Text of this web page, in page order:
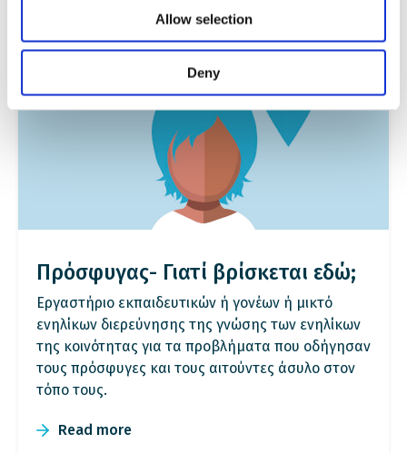
Allow selection
Deny
Πρόσφυγας- Γιατί βρίσκεται εδώ;
Εργαστήριο εκπαιδευτικών ή γονέων ή μικτό
ενηλίκων διερεύνησης της γνώσης των ενηλίκων
της κοινότητας για τα προβλήματα που οδήγησαν
τους πρόσφυγες και τους αιτούντες άσυλο στον
τόπο τους.
Read more